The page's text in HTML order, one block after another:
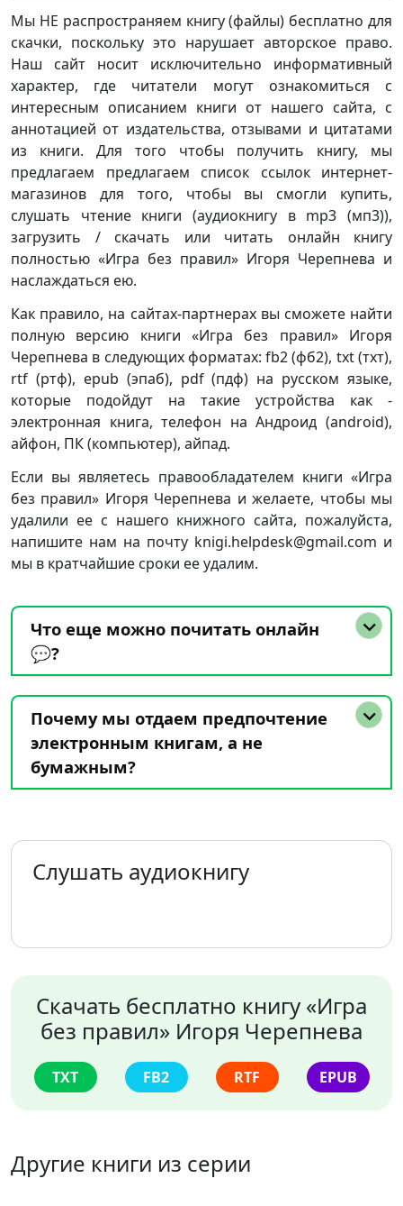
Мы НЕ распространяем книгу (файлы) бесплатно для
скачки, поскольку это нарушает авторское право.
Наш сайт носит исключительно информативный
характер, где читатели могут ознакомиться с
интересным описанием книги от нашего сайта, с
аннотацией от издательства, отзывами и цитатами
из книги. Для того чтобы получить книгу, мы
предлагаем предлагаем список ссылок интернет-
магазинов для того, чтобы вы смогли купить,
слушать чтение книги (аудиокнигу в mp3 (мп3)),
загрузить / скачать или читать онлайн книгу
полностью «Игра без правил» Игоря Черепнева и
наслаждаться ею.
Как правило, на сайтах-партнерах вы сможете найти
полную версию книги «Игра без правил» Игоря
Черепнева в следующих форматах: fb2 (фб2), txt (тхт),
rtf (ртф), epub (эпаб), pdf (пдф) на русском языке,
которые подойдут на такие устройства как -
электронная книга, телефон на Андроид (android),
айфон, ПК (компьютер), айпад.
Если вы являетесь правообладателем книги «Игра
без правил» Игоря Черепнева и желаете, чтобы мы
удалили ее с нашего книжного сайта, пожалуйста,
напишите нам на почту knigi.helpdesk@gmail.com и
мы в кратчайшие сроки ее удалим.
Что еще можно почитать онлайн
💬?
Почему мы отдаем предпочтение
электронным книгам, а не
бумажным?
Слушать аудиокнигу
Скачать бесплатно книгу «Игра
без правил» Игоря Черепнева
TXT FB2 RTF EPUB
Другие книги из серии